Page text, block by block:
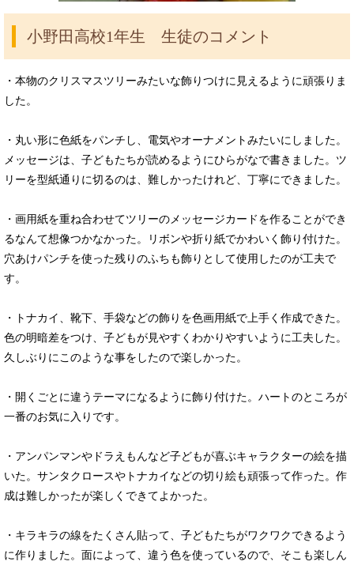
小野田高校1年生 生徒のコメント
・本物のクリスマスツリーみたいな飾りつけに見えるように頑張りま
した。
・丸い形に色紙をパンチし、電気やオーナメントみたいにしました。
メッセージは、子どもたちが読めるようにひらがなで書きました。ツ
リーを型紙通りに切るのは、難しかったけれど、丁寧にできました。
・画用紙を重ね合わせてツリーのメッセージカードを作ることができ
るなんて想像つかなかった。リボンや折り紙でかわいく飾り付けた。
穴あけパンチを使った残りのふちも飾りとして使用したのが工夫で
す。
・トナカイ、靴下、手袋などの飾りを色画用紙で上手く作成できた。
色の明暗差をつけ、子どもが見やすくわかりやすいように工夫した。
久しぶりにこのような事をしたので楽しかった。
・開くごとに違うテーマになるように飾り付けた。ハートのところが
一番のお気に入りです。
・アンパンマンやドラえもんなど子どもが喜ぶキャラクターの絵を描
いた。サンタクロースやトナカイなどの切り絵も頑張って作った。作
成は難しかったが楽しくできてよかった。
・キラキラの線をたくさん貼って、子どもたちがワクワクできるよう
に作りました。面によって、違う色を使っているので、そこも楽しん